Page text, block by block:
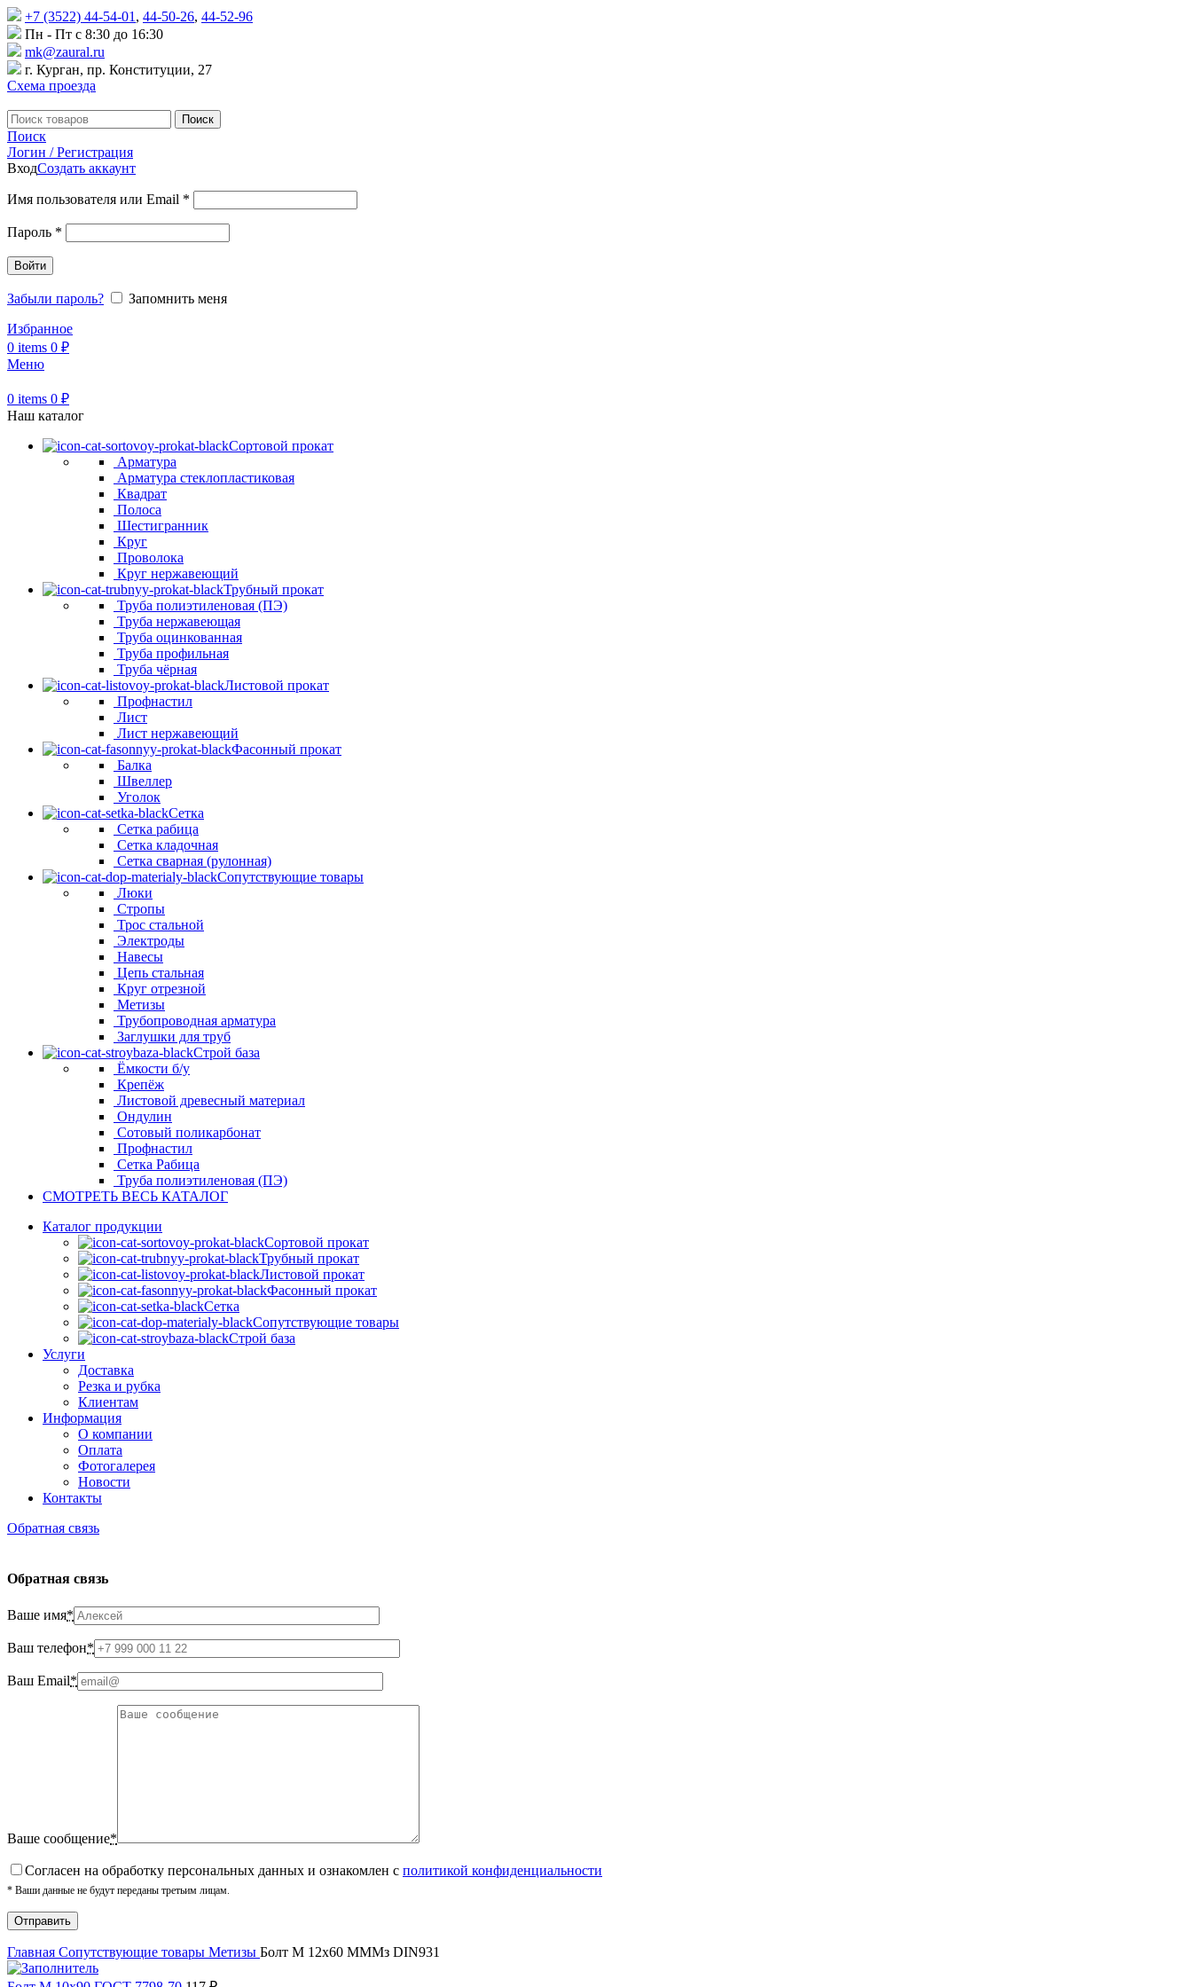
+7 (3522) 44-54-01 , 44-50-26, 44-52-96
Пн - Пт с 8:30 до 16:30
mk@zaural.ru
г. Курган, пр. Конституции, 27
Схема проезда
Поиск
Поиск
Логин / Регистрация
ВходСоздать аккаунт
Имя пользователя или Email *
Пароль *
Войти
Забыли пароль?
Запомнить меня
Избранное
0 items 0 ₽
Меню
0 items 0 ₽
Наш каталог
Сортовой прокат
Арматура
Арматура стеклопластиковая
Квадрат
Полоса
Шестигранник
Круг
Проволока
Круг нержавеющий
Трубный прокат
Труба полиэтиленовая (ПЭ)
Труба нержавеющая
Труба оцинкованная
Труба профильная
Труба чёрная
Листовой прокат
Профнастил
Лист
Лист нержавеющий
Фасонный прокат
Балка
Швеллер
Уголок
Сетка
Сетка рабица
Сетка кладочная
Сетка сварная (рулонная)
Сопутствующие товары
Люки
Стропы
Трос стальной
Электроды
Навесы
Цепь стальная
Круг отрезной
Метизы
Трубопроводная арматура
Заглушки для труб
Строй база
Ёмкости б/у
Крепёж
Листовой древесный материал
Ондулин
Сотовый поликарбонат
Профнастил
Сетка Рабица
Труба полиэтиленовая (ПЭ)
СМОТРЕТЬ ВЕСЬ КАТАЛОГ
Каталог продукции
Сортовой прокат
Трубный прокат
Листовой прокат
Фасонный прокат
Сетка
Сопутствующие товары
Строй база
Услуги
Доставка
Резка и рубка
Клиентам
Информация
О компании
Оплата
Фотогалерея
Новости
Контакты
Обратная связь
Обратная связь
Ваше имя*
Ваш телефон*
Ваш Email*
Ваше сообщение*
Cогласен на обработку персональных данных и ознакомлен с политикой конфиденциальности
* Ваши данные не будут переданы третьим лицам.
Главная Сопутствующие товары Метизы Болт М 12х60 МММз DIN931